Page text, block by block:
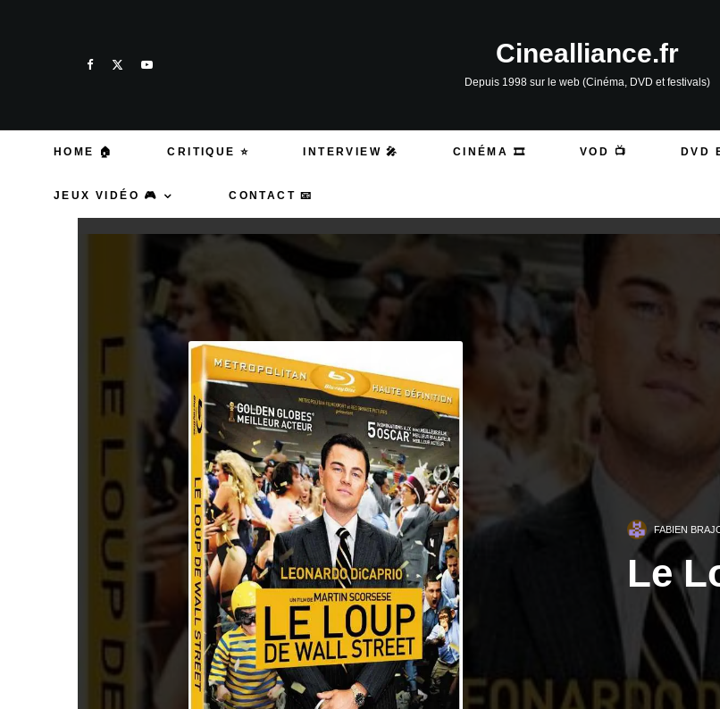
Cinealliance.fr
Depuis 1998 sur le web (Cinéma, DVD et festivals)
HOME 🏠 CRITIQUE ⭐ INTERVIEW 🎤 CINÉMA 🎞️ VOD 📺 DVD
JEUX VIDÉO 🎮 CONTACT 📧
FABIEN
Le